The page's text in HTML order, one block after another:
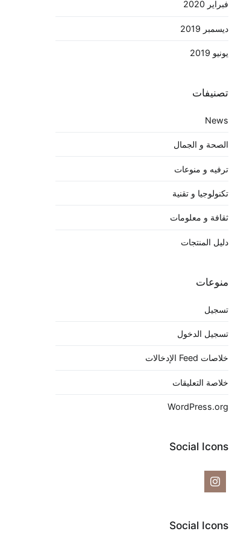
فبراير 2020
ديسمبر 2019
يونيو 2019
تصنيفات
News
الصحة و الجمال
ترفيه و منوعات
تكنولوجيا و تقنية
ثقافة و معلومات
دليل المنتجات
منوعات
تسجيل
تسجيل الدخول
خلاصات Feed الإدخالات
خلاصة التعليقات
WordPress.org
Social Icons
Social Icons